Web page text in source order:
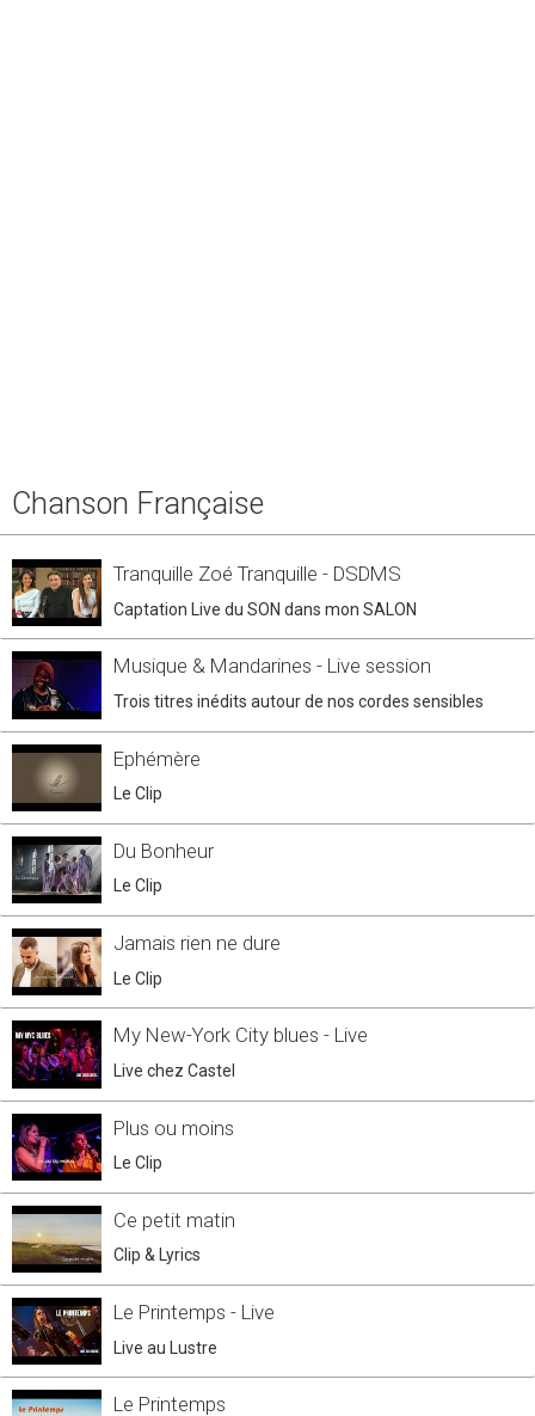
Chanson Française
Tranquille Zoé Tranquille - DSDMS
Captation Live du SON dans mon SALON
Musique & Mandarines - Live session
Trois titres inédits autour de nos cordes sensibles
Ephémère
Le Clip
Du Bonheur
Le Clip
Jamais rien ne dure
Le Clip
My New-York City blues - Live
Live chez Castel
Plus ou moins
Le Clip
Ce petit matin
Clip & Lyrics
Le Printemps - Live
Live au Lustre
Le Printemps